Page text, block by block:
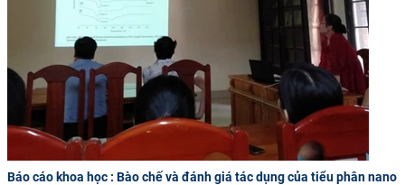
CỰU NGƯỜI HỌC
Báo cáo khoa học : Bào chế và đánh giá tác dụng của tiểu phân nano